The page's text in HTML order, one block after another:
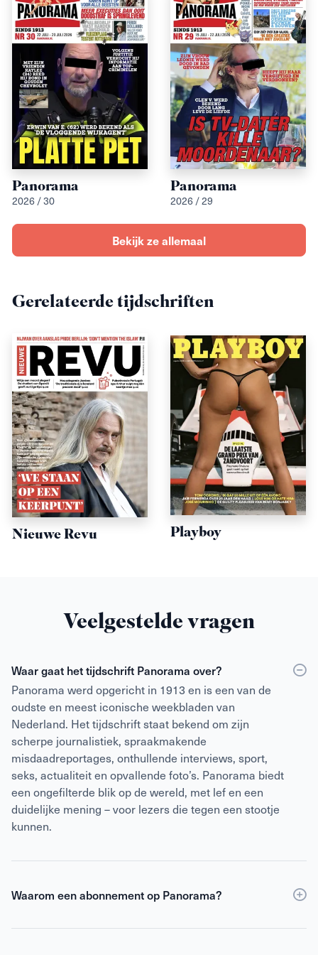
Panorama
2026 / 30
Panorama
2026 / 29
Bekijk ze allemaal
Gerelateerde tijdschriften
Nieuwe Revu Playboy
Veelgestelde vragen
Waar gaat het tijdschrift Panorama over?
Panorama werd opgericht in 1913 en is een van de
oudste en meest iconische weekbladen van
Nederland. Het tijdschrift staat bekend om zijn
scherpe journalistiek, spraakmakende
misdaadreportages, onthullende interviews, sport,
seks, actualiteit en opvallende foto’s. Panorama biedt
een ongefilterde blik op de wereld, met lef en een
duidelijke mening – voor lezers die tegen een stootje
kunnen.
Waarom een abonnement op Panorama?
Een abonnement op Panorama is voordeliger dan